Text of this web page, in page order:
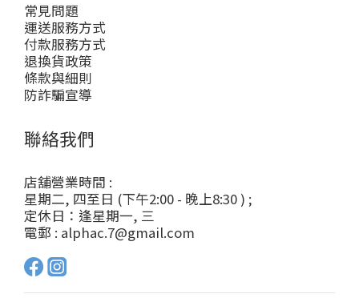
常見問題
運送服務方式
付款服務方式
退換貨政策
條款與細則
防詐騙宣導
聯絡我們
店舖營業時間 :
星期二, 四至日 (下午2:00 - 晚上8:30 ) ;
定休日：逢星期一, 三
電郵 : alphac.7@gmail.com